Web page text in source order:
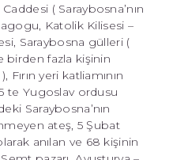
( Saraybosna’nın
Katolik Kilisesi –
Saraybosna gülleri (
birden fazla kişinin
yeri katliamının
te Yugoslav ordusu
Saraybosna’nın
ateş, 5 Şubat
anılan ve 68 kişinin